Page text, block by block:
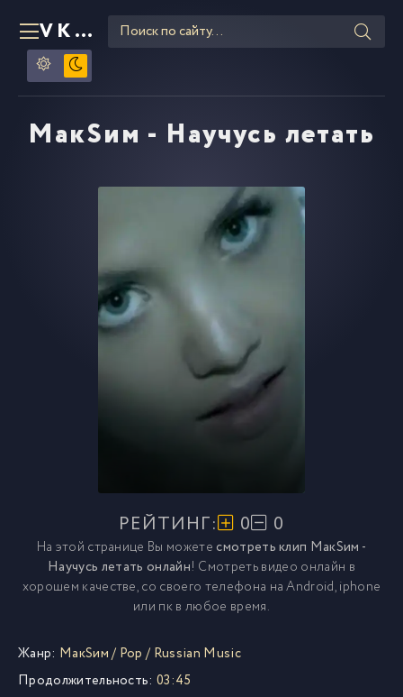
VKLIPE RU
МакSим - Научусь летать
РЕЙТИНГ: 0 0
На этой странице Вы можетесмотреть клип МакSим -
Научусь летать онлайн! Смотреть видео онлайн в
хорошем качестве, со своего телефона на Android, iphone
или пк в любое время.
Жанр: МакSим/ Pop / Russian Music
Продолжительность: 03:45